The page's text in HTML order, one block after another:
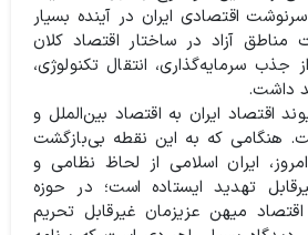
اقتصادی ایران در آینده بسیار
آزاد در ساختار اقتصاد کلان
جذب سرمایه‌گذاری، انتقال تکنولوژی،
داشت.
اقتصاد ایران به اقتصاد بین‌الملل و
هنگامی که به این نقطه بی‌بازگشت
ایران اسلامی از لحاظ نظامی و
تهدید ایستاده است؛ در حوزه
میهن عزیزمان غیرقابل تحریم